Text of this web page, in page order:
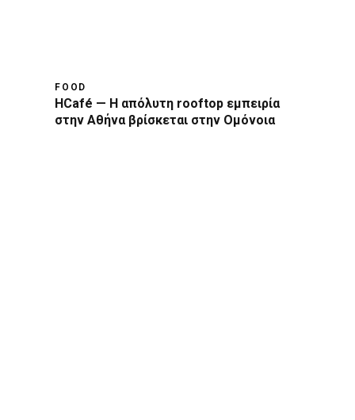
FOOD
HCafé — Η απόλυτη rooftop εμπειρία
στην Αθήνα βρίσκεται στην Ομόνοια